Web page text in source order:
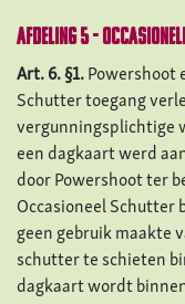
Afdeling 5 -
Art. 6. §1. Powershoot
Schutter toegang
vergunningsplichtige
een dagkaart werd
door Powershoot ter
Occasioneel Schutter
geen gebruik maakte
schutter te schieten
dagkaart wordt